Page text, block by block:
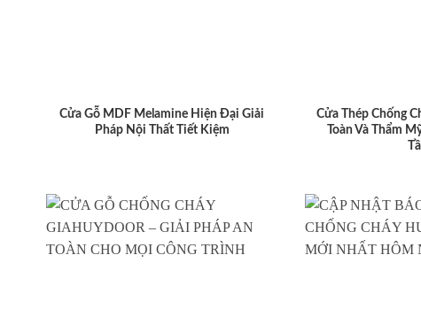
Cửa Gỗ MDF Melamine Hiện Đại Giải
Pháp Nội Thất Tiết Kiệm
Cửa Thép Chống
Toàn Và Thẩm